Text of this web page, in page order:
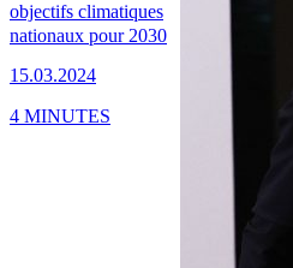
objectifs climatiques
nationaux pour 2030
15.03.2024
4 MINUTES